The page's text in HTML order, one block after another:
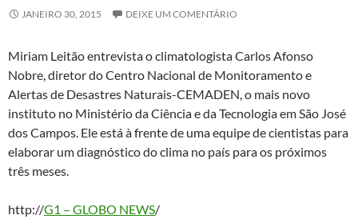
JANEIRO 30, 2015 DEIXE UM COMENTÁRIO
Miriam Leitão entrevista o climatologista Carlos Afonso
Nobre, diretor do Centro Nacional de Monitoramento e
Alertas de Desastres Naturais-CEMADEN, o mais novo
instituto no Ministério da Ciência e da Tecnologia em São José
dos Campos. Ele está à frente de uma equipe de cientistas para
elaborar um diagnóstico do clima no país para os próximos
três meses.
http://G1 – GLOBO NEWS/